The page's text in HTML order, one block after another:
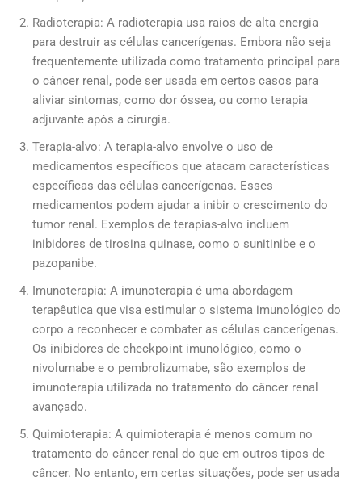
Radioterapia: A radioterapia usa raios de alta energia
para destruir as células cancerígenas. Embora não seja
frequentemente utilizada como tratamento principal para
o câncer renal, pode ser usada em certos casos para
aliviar sintomas, como dor óssea, ou como terapia
adjuvante após a cirurgia.
Terapia-alvo: A terapia-alvo envolve o uso de
medicamentos específicos que atacam características
específicas das células cancerígenas. Esses
medicamentos podem ajudar a inibir o crescimento do
tumor renal. Exemplos de terapias-alvo incluem
inibidores de tirosina quinase, como o sunitinibe e o
pazopanibe.
Imunoterapia: A imunoterapia é uma abordagem
terapêutica que visa estimular o sistema imunológico do
corpo a reconhecer e combater as células cancerígenas.
Os inibidores de checkpoint imunológico, como o
nivolumabe e o pembrolizumabe, são exemplos de
imunoterapia utilizada no tratamento do câncer renal
avançado.
Quimioterapia: A quimioterapia é menos comum no
tratamento do câncer renal do que em outros tipos de
câncer. No entanto, em certas situações, pode ser usada